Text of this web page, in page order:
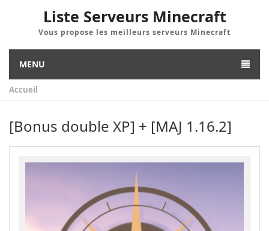
Liste Serveurs Minecraft
Vous propose les meilleurs serveurs Minecraft
MENU
Accueil
[Bonus double XP] + [MAJ 1.16.2]